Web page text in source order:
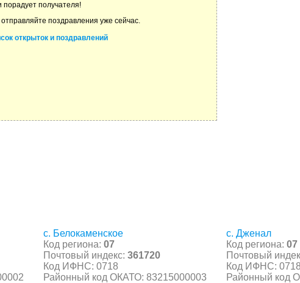
порадует получателя!
поздравления уже сейчас.
открыток и поздравлений
с. Белокаменское
Код региона: 07
Почтовый индекс: 361720
Код ИФНС: 0718
Районный код ОКАТО: 83215000003
с. Дженал
Код региона: 07
Почтовый
Код ИФНС: 0718
Районный код